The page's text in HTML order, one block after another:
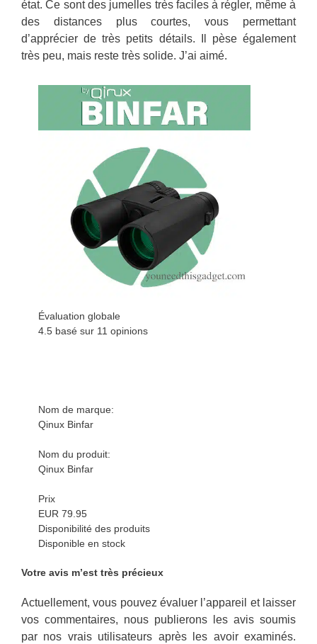
état. Ce sont des jumelles très faciles à régler, même à
des distances plus courtes, vous permettant
d’apprécier de très petits détails. Il pèse également
très peu, mais reste très solide. J’ai aimé.
Évaluation globale
4.5 basé sur 11 opinions
Nom de marque:
Qinux Binfar
Nom du produit:
Qinux Binfar
Prix
EUR 79.95
Disponibilité des produits
Disponible en stock
Votre avis m’est très précieux
Actuellement, vous pouvez évaluer l’appareil et laisser
vos commentaires, nous publierons les avis soumis
par nos vrais utilisateurs après les avoir examinés.